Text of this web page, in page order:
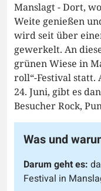
Manslagt - Dort,
Weite genießen
wird seit über
gewerkelt. An
grünen Wiese in
roll“-Festival statt.
24. Juni, gibt es
Besucher Rock,
Was und
Darum geht es:
Festival in